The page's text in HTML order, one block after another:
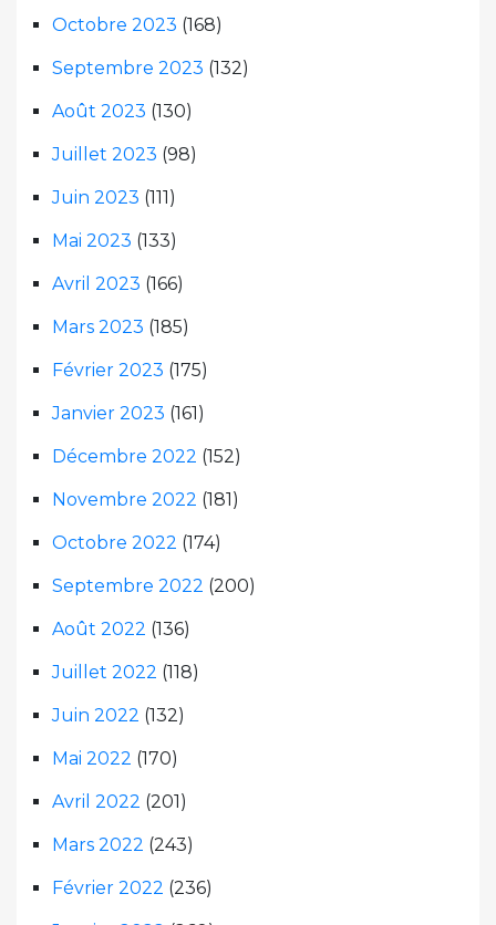
Octobre 2023 (168)
Septembre 2023 (132)
Août 2023 (130)
Juillet 2023 (98)
Juin 2023 (111)
Mai 2023 (133)
Avril 2023 (166)
Mars 2023 (185)
Février 2023 (175)
Janvier 2023 (161)
Décembre 2022 (152)
Novembre 2022 (181)
Octobre 2022 (174)
Septembre 2022 (200)
Août 2022 (136)
Juillet 2022 (118)
Juin 2022 (132)
Mai 2022 (170)
Avril 2022 (201)
Mars 2022 (243)
Février 2022 (236)